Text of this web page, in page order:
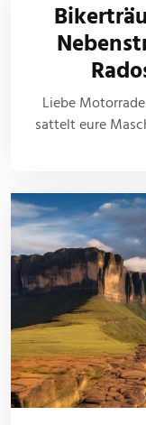
Liebe
sattelt eure